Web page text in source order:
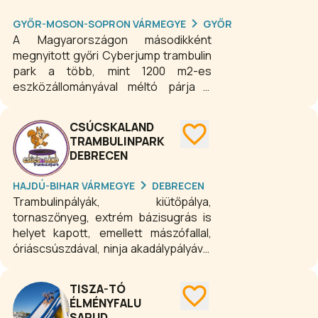
GYŐR-MOSON-SOPRON VÁRMEGYE GYŐR
A Magyarországon másodikként
megnyitott győri Cyberjump trambulin
park a több, mint 1200 m2-es
eszközállományával méltó párja a
különböző játékelemmel várja az aktív
kikapcsolódásra vágyó gyermekeket
és felnőtteket. Mindenki megtalálhatja
a számára legélvezetesebb eszközt
korosztálytól függetlenül. Nagyon jó
ugrálást és szórakozást kívánunk
mindenkinek! A legvagányabb gyerek
szülinapi bulit szeretnéd
gyermekednek? Vagy barátaiddal egy
különleges, sportos helyen tartanád
helyen jársz! A Cyberjump óriás
trambulin park területén, 1200 nm
CSÚCSKALAND
TRAMBULINPARK
DEBRECEN
HAJDÚ-BIHAR VÁRMEGYE DEBRECEN
Trambulinpályák, kiütőpálya,
tornaszőnyeg, extrém bázisugrás is
helyet kapott, emellett mászófallal,
óriáscsúszdával, ninja akadálypályával
várja a családokat. A játszóház
elemeit 4 éves kortól használhatják a
látogatók (akár felnőttek is).
TISZA-TÓ
ÉLMÉNYFALU